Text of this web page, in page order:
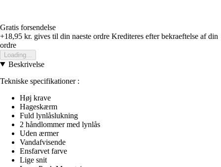
Gratis forsendelse
+18,95 kr. gives til din naeste ordre Krediteres efter bekraeftelse af din
ordre
Loading...
Beskrivelse
Tekniske specifikationer :
Høj krave
Hageskærm
Fuld lynlåslukning
2 håndlommer med lynlås
Uden ærmer
Vandafvisende
Ensfarvet farve
Lige snit